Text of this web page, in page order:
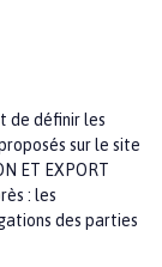
de définir les
sur le site
ET EXPORT
: les
des parties